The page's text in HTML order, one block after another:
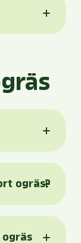
ogräs?
ogräs